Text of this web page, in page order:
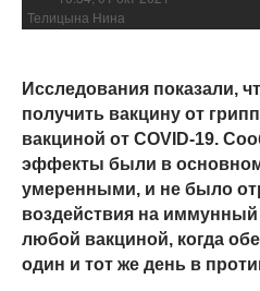
Телицына Нина
Исследования показали,
получить вакцину от
вакциной от COVID-19.
эффекты были в
умеренными, и не было
воздействия на
любой вакциной, когда
один и тот же день в